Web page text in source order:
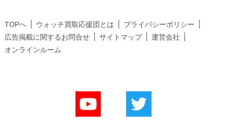
TOPへ ウォッチ買取応援団とは
プライバシーポリシー
広告掲載に関するお問合せ
サイトマップ
運営会社
オンラインルーム